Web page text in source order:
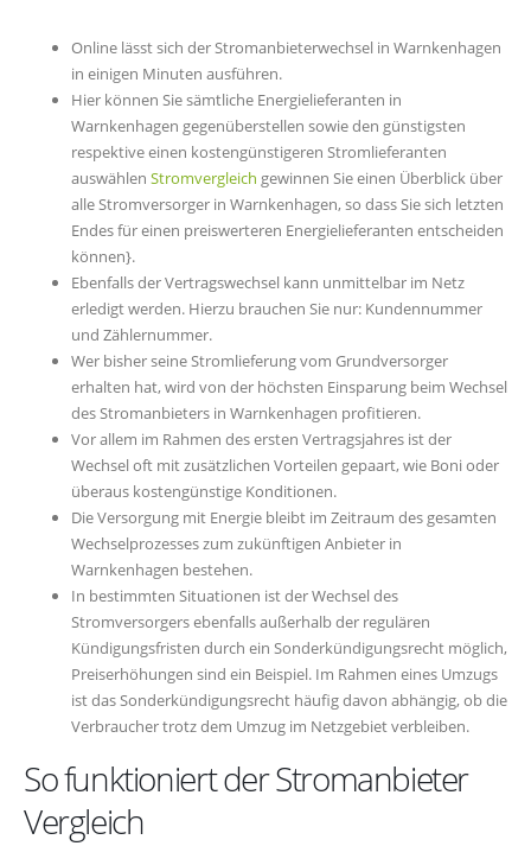
Online lässt sich der Stromanbieterwechsel in Warnkenhagen
in einigen Minuten ausführen.
Hier können Sie sämtliche Energielieferanten in
Warnkenhagen gegenüberstellen sowie den günstigsten
respektive einen kostengünstigeren Stromlieferanten
auswählen Stromvergleich gewinnen Sie einen Überblick über
alle Stromversorger in Warnkenhagen, so dass Sie sich letzten
Endes für einen preiswerteren Energielieferanten entscheiden
können}.
Ebenfalls der Vertragswechsel kann unmittelbar im Netz
erledigt werden. Hierzu brauchen Sie nur: Kundennummer
und Zählernummer.
Wer bisher seine Stromlieferung vom Grundversorger
erhalten hat, wird von der höchsten Einsparung beim Wechsel
des Stromanbieters in Warnkenhagen profitieren.
Vor allem im Rahmen des ersten Vertragsjahres ist der
Wechsel oft mit zusätzlichen Vorteilen gepaart, wie Boni oder
überaus kostengünstige Konditionen.
Die Versorgung mit Energie bleibt im Zeitraum des gesamten
Wechselprozesses zum zukünftigen Anbieter in
Warnkenhagen bestehen.
In bestimmten Situationen ist der Wechsel des
Stromversorgers ebenfalls außerhalb der regulären
Kündigungsfristen durch ein Sonderkündigungsrecht möglich,
Preiserhöhungen sind ein Beispiel. Im Rahmen eines Umzugs
ist das Sonderkündigungsrecht häufig davon abhängig, ob die
Verbraucher trotz dem Umzug im Netzgebiet verbleiben.
So funktioniert der Stromanbieter
Vergleich